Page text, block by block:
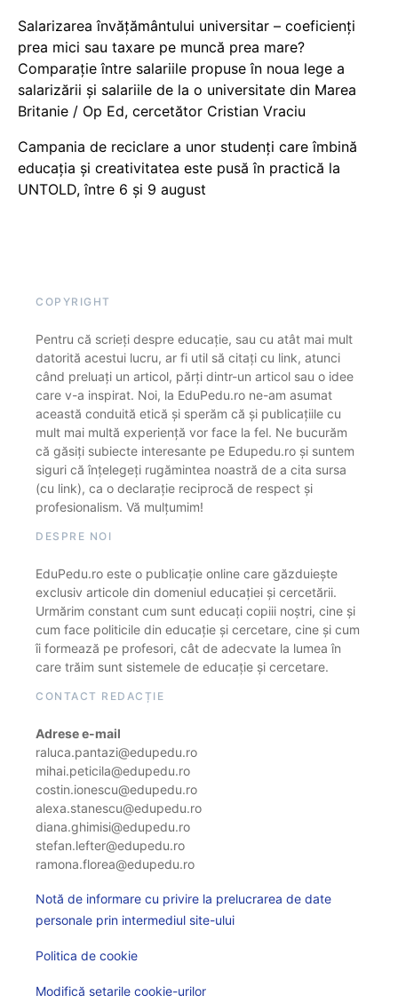
Salarizarea învățământului universitar – coeficienți
prea mici sau taxare pe muncă prea mare?
Comparație între salariile propuse în noua lege a
salarizării și salariile de la o universitate din Marea
Britanie / Op Ed, cercetător Cristian Vraciu
Campania de reciclare a unor studenți care îmbină
educația și creativitatea este pusă în practică la
UNTOLD, între 6 și 9 august
COPYRIGHT
Pentru că scrieți despre educație, sau cu atât mai mult
datorită acestui lucru, ar fi util să citați cu link, atunci
când preluați un articol, părți dintr-un articol sau o idee
care v-a inspirat. Noi, la EduPedu.ro ne-am asumat
această conduită etică și sperăm că și publicațiile cu
mult mai multă experiență vor face la fel. Ne bucurăm
că găsiți subiecte interesante pe Edupedu.ro și suntem
siguri că înțelegeți rugămintea noastră de a cita sursa
(cu link), ca o declarație reciprocă de respect și
profesionalism. Vă mulțumim!
DESPRE NOI
EduPedu.ro este o publicație online care găzduiește
exclusiv articole din domeniul educației și cercetării.
Urmărim constant cum sunt educați copiii noștri, cine și
cum face politicile din educație și cercetare, cine și cum
îi formează pe profesori, cât de adecvate la lumea în
care trăim sunt sistemele de educație și cercetare.
CONTACT REDACȚIE
Adrese e-mail
raluca.pantazi@edupedu.ro
mihai.peticila@edupedu.ro
costin.ionescu@edupedu.ro
alexa.stanescu@edupedu.ro
diana.ghimisi@edupedu.ro
stefan.lefter@edupedu.ro
ramona.florea@edupedu.ro
Notă de informare cu privire la prelucrarea de date
personale prin intermediul site-ului
Politica de cookie
Modifică setarile cookie-urilor